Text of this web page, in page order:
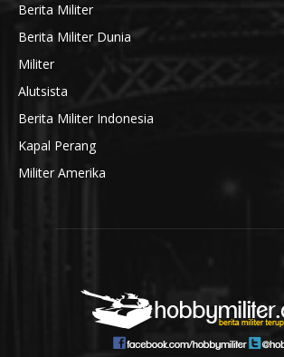
Berita Militer
Berita Militer Dunia
Militer
Alutsista
Berita Militer Indonesia
Kapal Perang
Militer Amerika